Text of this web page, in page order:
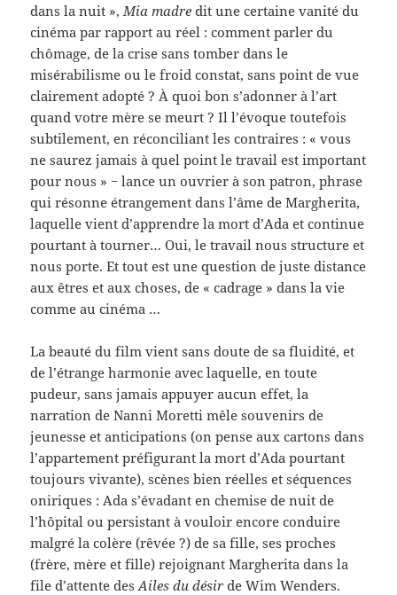
dans la nuit », Mia madre dit une certaine vanité du
cinéma par rapport au réel : comment parler du
chômage, de la crise sans tomber dans le
misérabilisme ou le froid constat, sans point de vue
clairement adopté ? À quoi bon s’adonner à l’art
quand votre mère se meurt ? Il l’évoque toutefois
subtilement, en réconciliant les contraires : « vous
ne saurez jamais à quel point le travail est important
pour nous » − lance un ouvrier à son patron, phrase
qui résonne étrangement dans l’âme de Margherita,
laquelle vient d’apprendre la mort d’Ada et continue
pourtant à tourner… Oui, le travail nous structure et
nous porte. Et tout est une question de juste distance
aux êtres et aux choses, de « cadrage » dans la vie
comme au cinéma …
La beauté du film vient sans doute de sa fluidité, et
de l’étrange harmonie avec laquelle, en toute
pudeur, sans jamais appuyer aucun effet, la
narration de Nanni Moretti mêle souvenirs de
jeunesse et anticipations (on pense aux cartons dans
l’appartement préfigurant la mort d’Ada pourtant
toujours vivante), scènes bien réelles et séquences
oniriques : Ada s’évadant en chemise de nuit de
l’hôpital ou persistant à vouloir encore conduire
malgré la colère (rêvée ?) de sa fille, ses proches
(frère, mère et fille) rejoignant Margherita dans la
file d’attente desAiles du désir de Wim Wenders.